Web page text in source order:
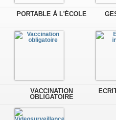
PORTABLE À L'ÉCOLE
VACCINATION
OBLIGATOIRE